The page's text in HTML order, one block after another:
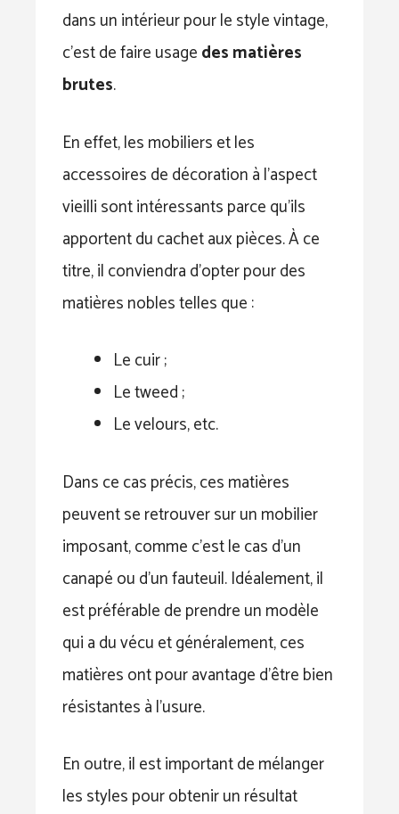
dans un intérieur pour le style vintage,
c’est de faire usagedes matières
brutes.
En effet, les mobiliers et les
accessoires de décoration à l’aspect
vieilli sont intéressants parce qu’ils
apportent du cachet aux pièces. À ce
titre, il conviendra d’opter pour des
matières nobles telles que :
Le cuir ;
Le tweed ;
Le velours, etc.
Dans ce cas précis, ces matières
peuvent se retrouver sur un mobilier
imposant, comme c’est le cas d’un
canapé ou d’un fauteuil. Idéalement, il
est préférable de prendre un modèle
qui a du vécu et généralement, ces
matières ont pour avantage d’être bien
résistantes à l’usure.
En outre, il est important de mélanger
les styles pour obtenir un résultat